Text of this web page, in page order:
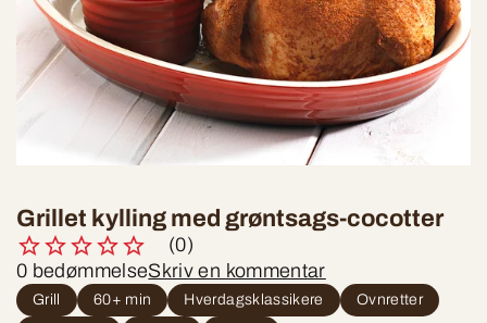
Grillet kylling med grøntsags-cocotter
(0)
0 bedømmelseSkriv en kommentar
Grill 60+ min Hverdagsklassikere
Ovnretter